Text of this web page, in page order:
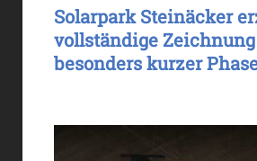
Solarpark Steinäcker
vollständige
besonders kurzer